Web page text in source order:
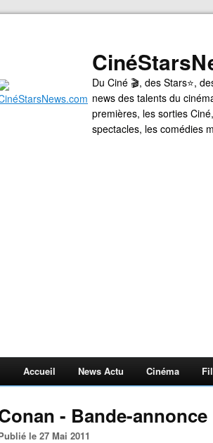
Du Ciné 🎬, des Stars⭐,
news des talents du
premières, les sorties
spectacles, les comédies
Accueil News Actu Cinéma
- Bande-annonce
Publié le 27 Mai 2011